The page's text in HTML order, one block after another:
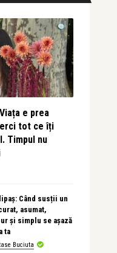
e prea
tot ce îți
Timpul nu
Când susții un
asumat,
și simplu se așază
ta
Buciuta